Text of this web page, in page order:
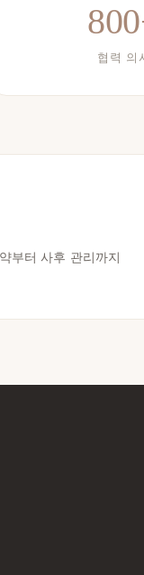
협력 의
부터 사후 관리까지